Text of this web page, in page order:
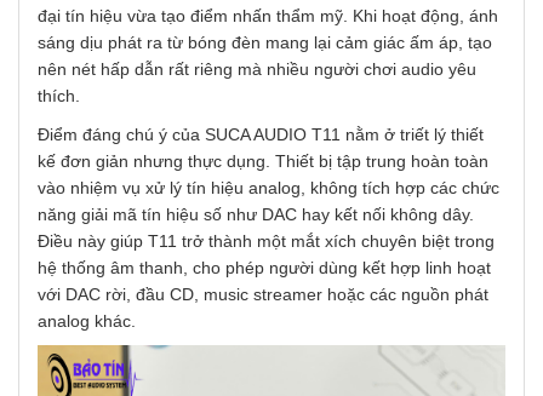
đại tín hiệu vừa tạo điểm nhấn thẩm mỹ. Khi hoạt động, ánh
sáng dịu phát ra từ bóng đèn mang lại cảm giác ấm áp, tạo
nên nét hấp dẫn rất riêng mà nhiều người chơi audio yêu
thích.
Điểm đáng chú ý của SUCA AUDIO T11 nằm ở triết lý thiết
kế đơn giản nhưng thực dụng. Thiết bị tập trung hoàn toàn
vào nhiệm vụ xử lý tín hiệu analog, không tích hợp các chức
năng giải mã tín hiệu số như DAC hay kết nối không dây.
Điều này giúp T11 trở thành một mắt xích chuyên biệt trong
hệ thống âm thanh, cho phép người dùng kết hợp linh hoạt
với DAC rời, đầu CD, music streamer hoặc các nguồn phát
analog khác.